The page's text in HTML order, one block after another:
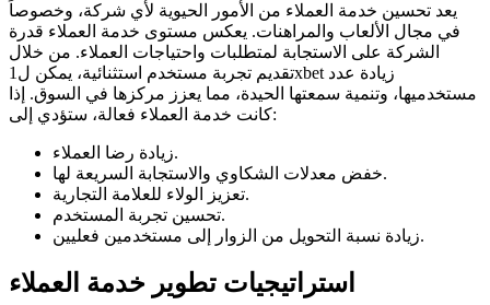
يعد تحسين خدمة العملاء من الأمور الحيوية لأي شركة، وخصوصاً
في مجال الألعاب والمراهنات. يعكس مستوى خدمة العملاء قدرة
الشركة على الاستجابة لمتطلبات واحتياجات العملاء. من خلال
تقديم تجربة مستخدم استثنائية، يمكن ل1xbet زيادة عدد
مستخدميها، وتنمية سمعتها الحيدة، مما يعزز مركزها في السوق. إذا
كانت خدمة العملاء فعالة، ستؤدي إلى:
زيادة رضا العملاء.
خفض معدلات الشكاوي والاستجابة السريعة لها.
تعزيز الولاء للعلامة التجارية.
تحسين تجربة المستخدم.
زيادة نسبة التحويل من الزوار إلى مستخدمين فعليين.
استراتيجيات تطوير خدمة العملاء